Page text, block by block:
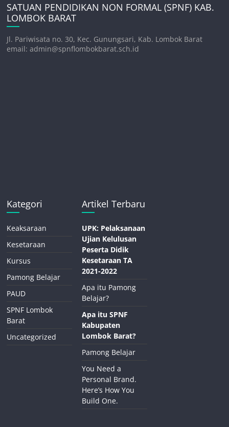
SATUAN PENDIDIKAN NON FORMAL (SPNF) KAB.
LOMBOK BARAT
Jl. Pariwisata no. 30, Kec. Gunungsari, Kab. Lombok Barat
email: admin@spnflombokbarat.sch.id
Kategori
Keaksaraan
Kesetaraan
Kursus
Pamong Belajar
PAUD
SPNF Lombok
Barat
Uncategorized
Artikel Terbaru
UPK: Pelaksanaan
Ujian Kelulusan
Peserta Didik
Kesetaraan TA
2021-2022
Apa itu Pamong
Belajar?
Apa itu SPNF
Kabupaten
Lombok Barat?
Pamong Belajar
You Need a
Personal Brand.
Here’s How You
Build One.